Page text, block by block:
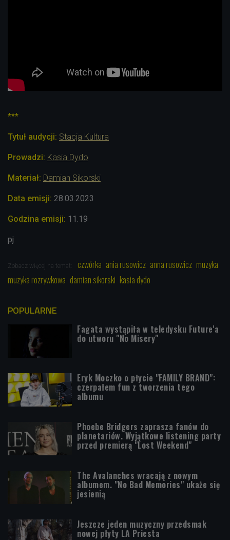
***
Tytuł audycji: Stacja Kultura
Prowadzi: Kasia Dydo
Materiał: Damian Sikorski
Data emisji: 28.03.2023
Godzina emisji: 11.19
pj
Zobacz więcej na temat: czwórka ania rusowicz anna rusowicz muzyka
muzyka rozrywkowa damian sikorski kasia dydo
POPULARNE
Fagata wystąpiła w teledysku Future'a
do utworu "No Misery"
Eryk Moczko o płycie "FAMILY BRAND":
czerpałem fun z tworzenia tego
albumu
Phoebe Bridgers zaprasza fanów do
planetariów. Wyjątkowe listening party
przed premierą "Lost Weekend"
The Avalanches wracają z nowym
albumem. "No Bad Memories" ukaże się
jesienią
Jeszcze jeden muzyczny przedsmak
nowej płyty LA Priesta